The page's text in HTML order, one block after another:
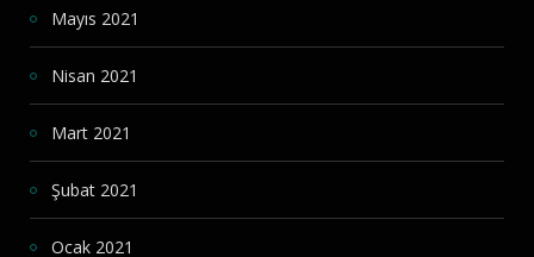
Mayıs 2021
Nisan 2021
Mart 2021
Şubat 2021
Ocak 2021